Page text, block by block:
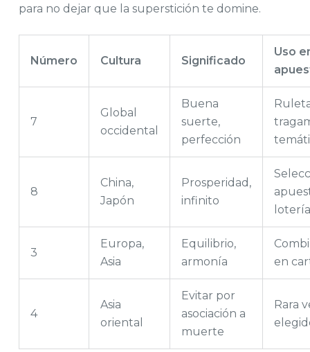
para no dejar que la superstición te domine.
Número Cultura Significado
Uso
7
Global
occidental
Buena
suerte,
perfección
8
China,
Japón
Prosperidad,
infinito
3
Europa,
Asia
Equilibrio,
armonía
en
4
Asia
oriental
Evitar por
asociación a
muerte
Rara